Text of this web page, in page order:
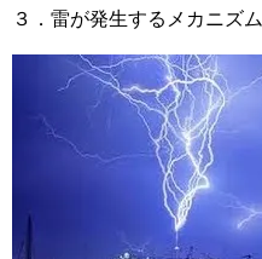
３．雷が発生するメカニズム